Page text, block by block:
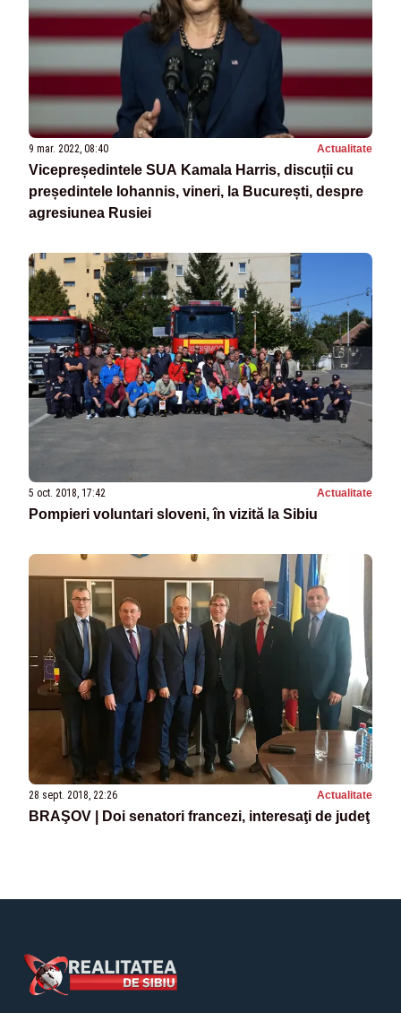
9 mar. 2022, 08:40 Actualitate
Vicepreședintele SUA Kamala Harris, discuții cu
președintele Iohannis, vineri, la București, despre
agresiunea Rusiei
5 oct. 2018, 17:42 Actualitate
Pompieri voluntari sloveni, în vizită la Sibiu
28 sept. 2018, 22:26 Actualitate
BRAŞOV | Doi senatori francezi, interesaţi de judeţ